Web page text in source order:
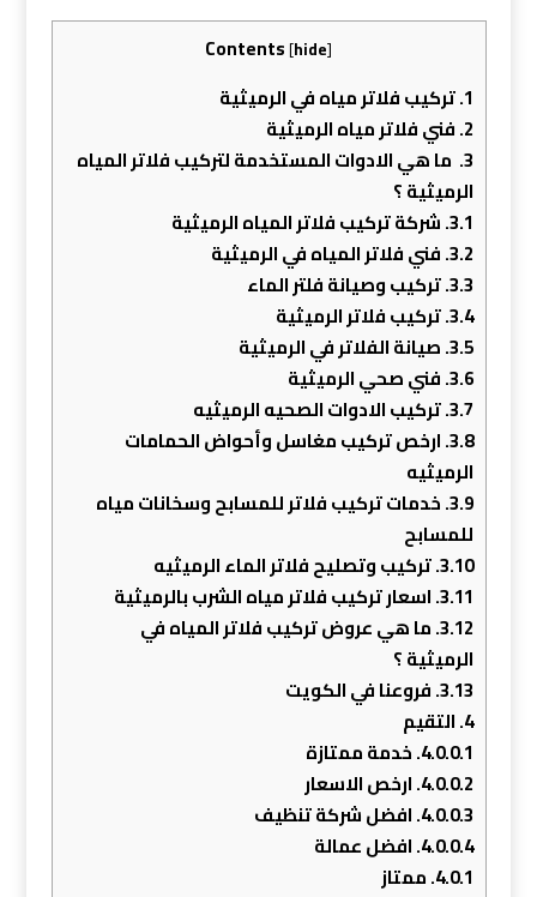
Contents[hide]
1. تركيب فلاتر مياه في الرميثية
2. فني فلاتر مياه الرميثية
3. ما هي الادوات المستخدمة لتركيب فلاتر المياه
الرميثية ؟
3.1. شركة تركيب فلاتر المياه الرميثية
3.2. فني فلاتر المياه في الرميثية
3.3. تركيب وصيانة فلتر الماء
3.4. تركيب فلاتر الرميثية
3.5. صيانة الفلاتر في الرميثية
3.6. فني صحي الرميثية
3.7. تركيب الادوات الصحيه الرميثيه
3.8. ارخص تركيب مغاسل وأحواض الحمامات
الرميثيه
3.9. خدمات تركيب فلاتر للمسابح وسخانات مياه
للمسابح
3.10. تركيب وتصليح فلاتر الماء الرميثيه
3.11. اسعار تركيب فلاتر مياه الشرب بالرميثية
3.12. ما هي عروض تركيب فلاتر المياه في
الرميثية ؟
3.13. فروعنا في الكويت
4. التقيم
4.0.0.1. خدمة ممتازة
4.0.0.2. ارخص الاسعار
4.0.0.3. افضل شركة تنظيف
4.0.0.4. افضل عمالة
4.0.1. ممتاز